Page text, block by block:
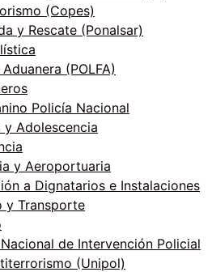
(Copes)
y Rescate (Ponalsar)
(POLFA)
Policía Nacional
y Adolescencia
y Aeroportuaria
a Dignatarios e Instalaciones
y Transporte
de Intervención Policial
(Unipol)